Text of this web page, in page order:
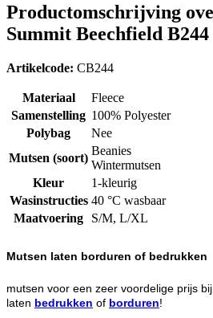
Productomschrijving
Summit Beechfield B244
Artikelcode: CB244
Materiaal
Fleece
Samenstelling 100% Polyester
Polybag
Nee
Mutsen (soort)
Beanies
Wintermutsen
Kleur
1-kleurig
Wasinstructies 40 °C wasbaar
Maatvoering
S/M, L/XL
Mutsen laten borduren of bedrukken
mutsen voor een zeer voordelige prijs
laten bedrukken of borduren!